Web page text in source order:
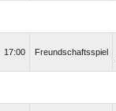
17:00 Freundschaftsspiel